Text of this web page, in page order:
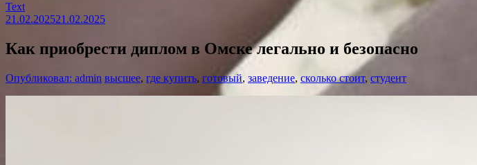
Text
21.02.202521.02.2025
Как приобрести диплом в Омске легально и безопасно
Опубликовал: admin высшее, где купить, готовый, заведение, сколько стоит, студент